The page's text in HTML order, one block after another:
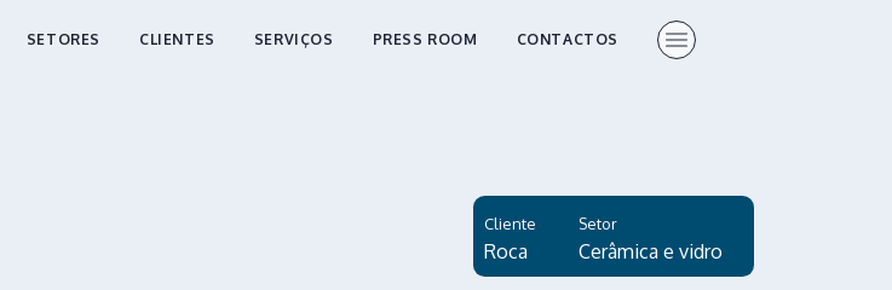
SETORES CLIENTES SERVIÇOS PRESS ROOM CONTACTOS
Cliente
Roca
Setor
Cerâmica e vidro